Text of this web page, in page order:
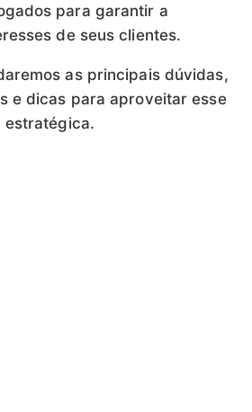
para garantir a
de seus clientes.
as principais dúvidas,
e dicas para aproveitar esse
estratégica.